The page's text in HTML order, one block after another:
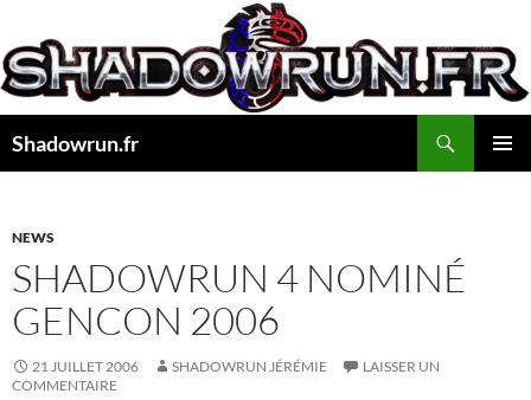
au
contenu
Shadowrun.fr
NEWS
SHADOWRUN 4 NOMINÉ
GENCON 2006
21 JUILLET 2006 SHADOWRUN JÉRÉMIE
LAISSER UN
COMMENTAIRE